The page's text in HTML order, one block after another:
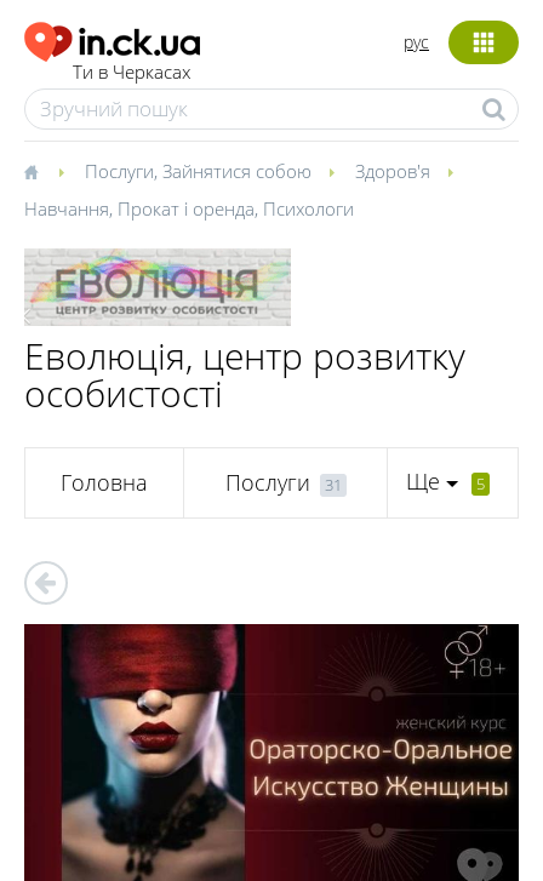
Ти в Черкасах
рус
Послуги, Зайнятися собою
Здоров'я
Навчання, Прокат і оренда, Психологи
Еволюція, центр розвитку
особистості
Головна Послуги 31 Ще 5